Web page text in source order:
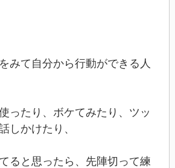
みて自分から行動ができる人
ったり、ボケてみたり、ツッ
しかけたり、
ると思ったら、先陣切って練